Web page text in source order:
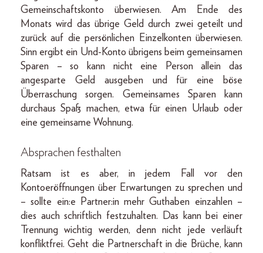
Gemeinschaftskonto überwiesen. Am Ende des
Monats wird das übrige Geld durch zwei geteilt und
zurück auf die persönlichen Einzelkonten überwiesen.
Sinn ergibt ein Und-Konto übrigens beim gemeinsamen
Sparen – so kann nicht eine Person allein das
angesparte Geld ausgeben und für eine böse
Überraschung sorgen. Gemeinsames Sparen kann
durchaus Spaß machen, etwa für einen Urlaub oder
eine gemeinsame Wohnung.
Absprachen festhalten
Ratsam ist es aber, in jedem Fall vor den
Kontoeröffnungen über Erwartungen zu sprechen und
– sollte ein:e Partner:in mehr Guthaben einzahlen –
dies auch schriftlich festzuhalten. Das kann bei einer
Trennung wichtig werden, denn nicht jede verläuft
konfliktfrei. Geht die Partnerschaft in die Brüche, kann